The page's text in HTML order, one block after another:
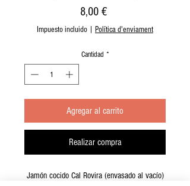
8,00 €Precio
Impuesto incluido Política d'enviament
Cantidad *
Agregar al carrito
Realizar compra
Jamón cocido Cal Rovira (envasado al vacío)